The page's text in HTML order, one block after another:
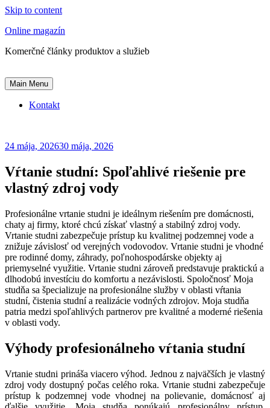
Skip to content
Online magazín
Komerčné články produktov a služieb
Main Menu
Kontakt
24 mája, 202630 mája, 2026
Vŕtanie studní: Spoľahlivé riešenie pre
vlastný zdroj vody
Profesionálne vrtanie studni je ideálnym riešením pre domácnosti,
chaty aj firmy, ktoré chcú získať vlastný a stabilný zdroj vody.
Vrtanie studni zabezpečuje prístup ku kvalitnej podzemnej vode a
znižuje závislosť od verejných vodovodov. Vrtanie studni je vhodné
pre rodinné domy, záhrady, poľnohospodárske objekty aj
priemyselné využitie. Vrtanie studni zároveň predstavuje praktickú a
dlhodobú investíciu do komfortu a nezávislosti. Spoločnosť Moja
studňa sa špecializuje na profesionálne služby v oblasti vŕtania
studní, čistenia studní a realizácie vodných zdrojov. Moja studňa
patria medzi spoľahlivých partnerov pre kvalitné a moderné riešenia
v oblasti vody.
Výhody profesionálneho vŕtania studní
Vrtanie studni prináša viacero výhod. Jednou z najväčších je vlastný
zdroj vody dostupný počas celého roka. Vrtanie studni zabezpečuje
prístup k podzemnej vode vhodnej na polievanie, domácnosť aj